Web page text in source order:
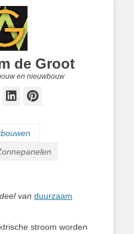
de Groot
en nieuwbouw
LinkedIn
Pinterest
van duurzaam
stroom worden